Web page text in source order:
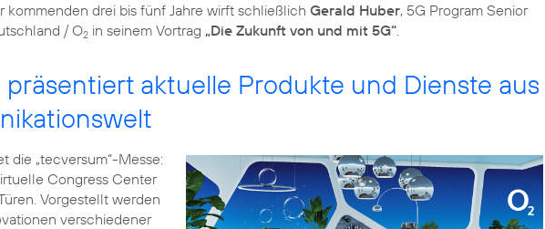
drei bis fünf Jahre wirft schließlich Gerald Huber, 5G Program Senior
/ O2 in seinem Vortrag „Die Zukunft von und mit 5G“.
aktuelle Produkte und Dienste aus
die „tecversum“-Messe:
Congress Center
Vorgestellt werden
verschiedener